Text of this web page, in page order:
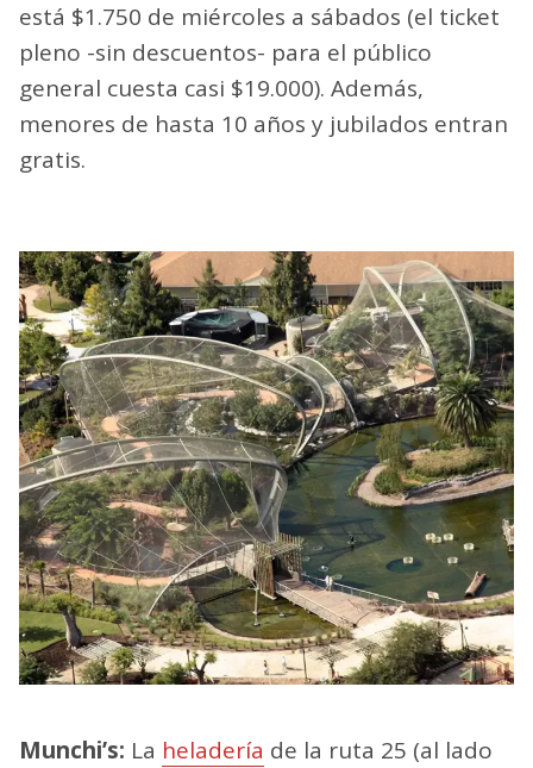
está $1.750 de miércoles a sábados (el ticket
pleno -sin descuentos- para el público
general cuesta casi $19.000). Además,
menores de hasta 10 años y jubilados entran
gratis.
Munchi’s: La heladería de la ruta 25 (al lado